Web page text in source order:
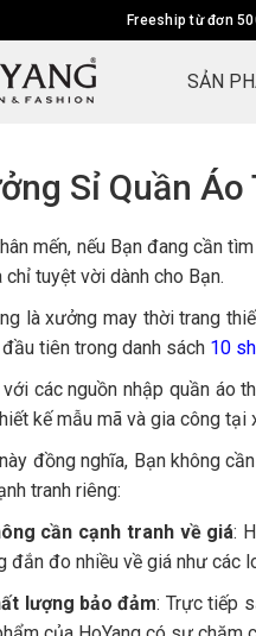
Freeship từ đơn
SẢN
Sỉ Quần
mến, nếu Bạn đang cần
chỉ tuyệt vời dành cho Bạn.
là xưởng may thời trang
tiên trong danh sách 10
với các nguồn nhập quần áo
kế mẫu mã và gia công tại
đồng nghĩa, Bạn không
tranh riêng:
cần cạnh tranh về giá:
đắn đo nhiều về giá như các
lượng bảo đảm: Trực tiếp
Tư vấn cho khách nhiệt
hàng cực nhanh (1,5
khoảng cách SG - HN), 5
hai yếu tố này. Năm
HoYang ngày càng đắt
LE HAI